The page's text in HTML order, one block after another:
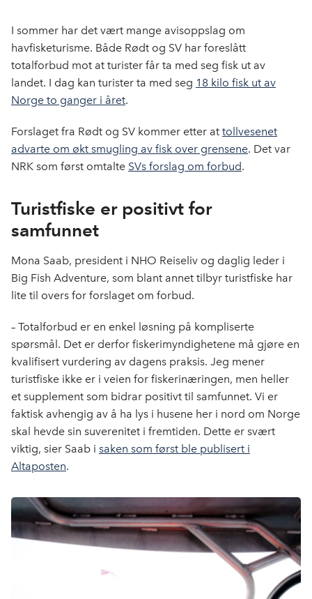
e
b
o
o
I sommer har det vært mange avisoppslag om
havfisketurisme. Både Rødt og SV har foreslått
totalforbud mot at turister får ta med seg fisk ut av
landet. I dag kan turister ta med seg 18 kilo fisk ut av
Norge to ganger i året.
Forslaget fra Rødt og SV kommer etter at tollvesenet
advarte om økt smugling av fisk over grensene. Det var
NRK som først omtalte SVs forslag om forbud.
Turistfiske er positivt for
samfunnet
Mona Saab, president i NHO Reiseliv og daglig leder i
Big Fish Adventure, som blant annet tilbyr turistfiske har
lite til overs for forslaget om forbud.
– Totalforbud er en enkel løsning på kompliserte
spørsmål. Det er derfor fiskerimyndighetene må gjøre en
kvalifisert vurdering av dagens praksis. Jeg mener
turistfiske ikke er i veien for fiskerinæringen, men heller
et supplement som bidrar positivt til samfunnet. Vi er
faktisk avhengig av å ha lys i husene her i nord om Norge
skal hevde sin suverenitet i fremtiden. Dette er svært
viktig, sier Saab i saken som først ble publisert i
Altaposten.